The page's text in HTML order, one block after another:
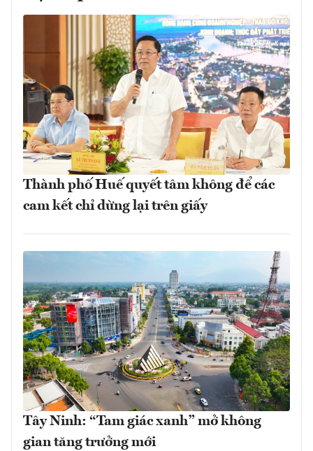
Thành phố Huế quyết tâm không để các
cam kết chỉ dừng lại trên giấy
Tây Ninh: “Tam giác xanh” mở không
gian tăng trưởng mới